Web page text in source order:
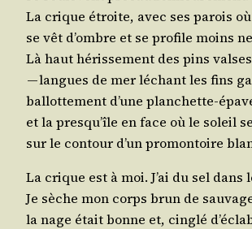
La crique étroite, avec ses parois où
se vêt d’ombre et se pro­file moins
Là haut héris­se­ment des pins
— langues de mer léchant les fins
bal­lot­te­ment d’une planchette-
et la presqu’île en face où le soleil
sur le contour d’un pro­mon­toire
La crique est à moi. J’ai du sel dans
Je sèche mon corps brun de
la nage était bonne et, cin­glé